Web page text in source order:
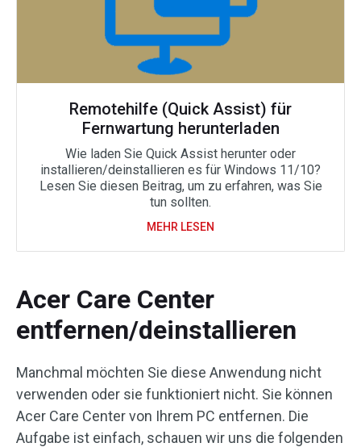
Remotehilfe (Quick Assist) für
Fernwartung herunterladen
Wie laden Sie Quick Assist herunter oder
installieren/deinstallieren es für Windows 11/10?
Lesen Sie diesen Beitrag, um zu erfahren, was Sie
tun sollten.
MEHR LESEN
Acer Care Center
entfernen/deinstallieren
Manchmal möchten Sie diese Anwendung nicht
verwenden oder sie funktioniert nicht. Sie können
Acer Care Center von Ihrem PC entfernen. Die
Aufgabe ist einfach, schauen wir uns die folgenden